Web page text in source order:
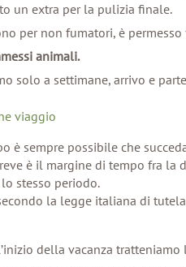
un extra per la pulizia finale.
per non fumatori, è
animali.
solo a settimane, arrivo e
viaggio
è sempre possibile che
è il margine di tempo fra la
stesso periodo.
la legge italiana di
della vacanza tratteniamo